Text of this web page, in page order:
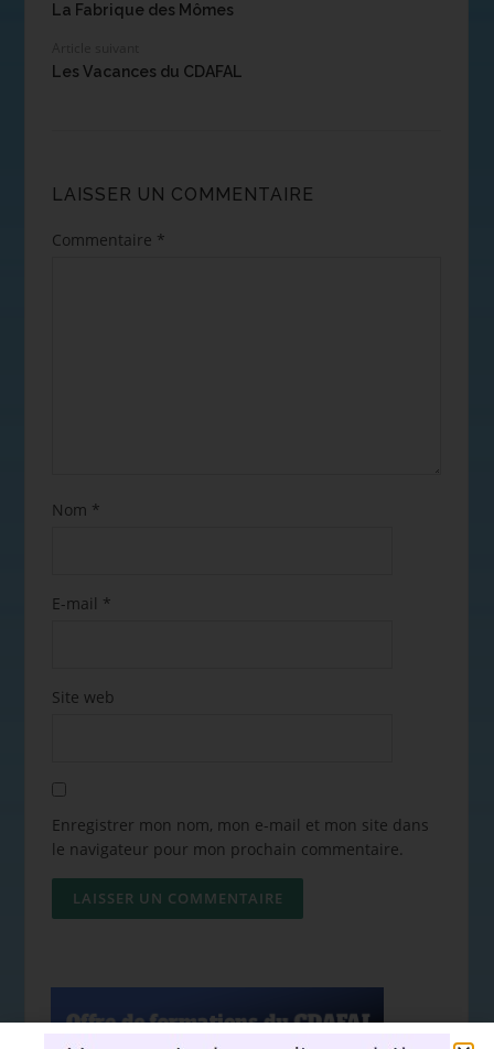
La Fabrique des Mômes
Les Vacances du CDAFAL
LAISSER UN COMMENTAIRE
Commentaire *
Nom *
E-mail *
Site web
Enregistrer mon nom, mon e-mail et mon site dans
le navigateur pour mon prochain commentaire.